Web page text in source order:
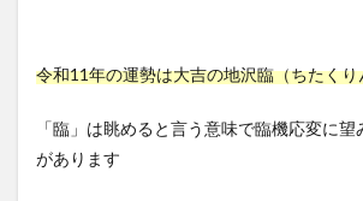
令和11年の運勢は大吉の地沢臨（ちたくり
「臨」は眺めると言う意味で臨機応変に
があります